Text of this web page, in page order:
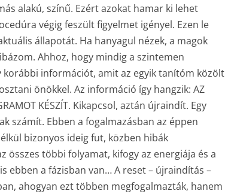
alakú, színű. Ezért azokat hamar ki lehet
végig feszült figyelmet igényel. Ezen le
állapotát. Ha hanyagul nézek, a magok
Ahhoz, hogy mindig a szintemen
korábbi információt, amit az egyik tanítóm közölt
önökkel. Az információ így hangzik: AZ
KÉSZÍT. Kikapcsol, aztán újraindít. Egy
számít. Ebben a fogalmazásban az éppen
bizonyos ideig fut, közben hibák
összes többi folyamat, kifogy az energiája és a
ebben a fázisban van… A reset – újraindítás –
ahogyan ezt többen megfogalmazták, hanem